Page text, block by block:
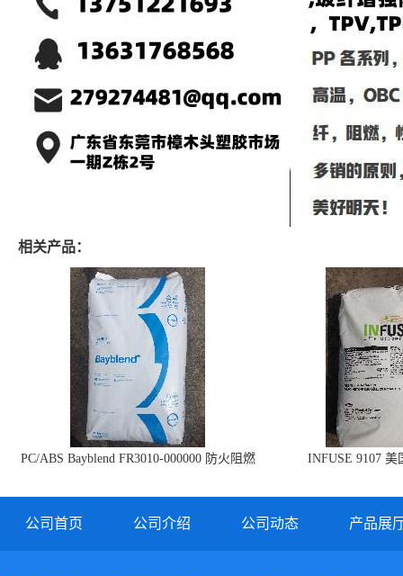
相关产品：
PC/ABS Bayblend FR3010-000000 防火阻燃
INFUSE 9107 美
公司首页 公司介绍 公司动态 产品展